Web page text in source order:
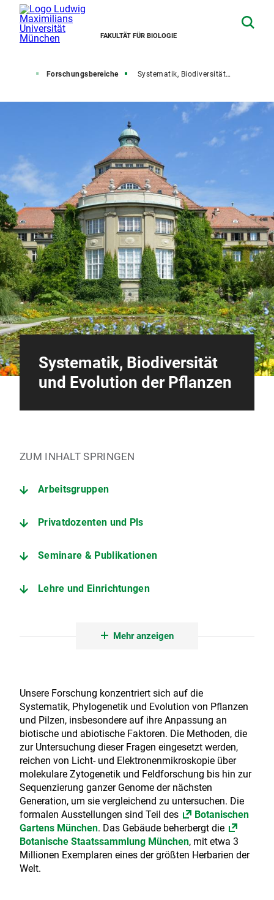
FAKULTÄT FÜR BIOLOGIE
Forschungsbereiche Systematik, Biodiversität und Evolution der Pflanzen
Systematik, Biodiversität
und Evolution der Pflanzen
ZUM INHALT SPRINGEN
Arbeitsgruppen
Privatdozenten und Pls
Seminare & Publikationen
Lehre und Einrichtungen
Mehr anzeigen
Unsere Forschung konzentriert sich auf die
Systematik, Phylogenetik und Evolution von Pflanzen
und Pilzen, insbesondere auf ihre Anpassung an
biotische und abiotische Faktoren. Die Methoden, die
zur Untersuchung dieser Fragen eingesetzt werden,
reichen von Licht- und Elektronenmikroskopie über
molekulare Zytogenetik und Feldforschung bis hin zur
Sequenzierung ganzer Genome der nächsten
Generation, um sie vergleichend zu untersuchen. Die
formalen Ausstellungen sind Teil des
Botanischen
Gartens München. Das Gebäude beherbergt die
Botanische Staatssammlung München, mit etwa 3
Millionen Exemplaren eines der größten Herbarien der
Welt.